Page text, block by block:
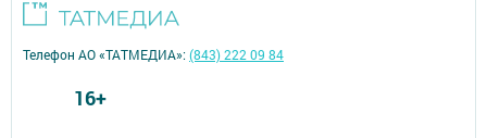
Телефон АО «ТАТМЕДИА»:(843) 222 09 84
16+